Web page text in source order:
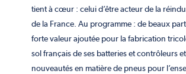
tient à cœur : celui d’être acteur de la
de la France. Au programme : de beaux
forte valeur ajoutée pour la fabrication
sol français de ses batteries et contrôleurs
nouveautés en matière de pneus pour